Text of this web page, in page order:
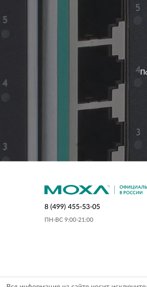
8 (499) 455-53-05
ПН-ВС 9:00-21:00